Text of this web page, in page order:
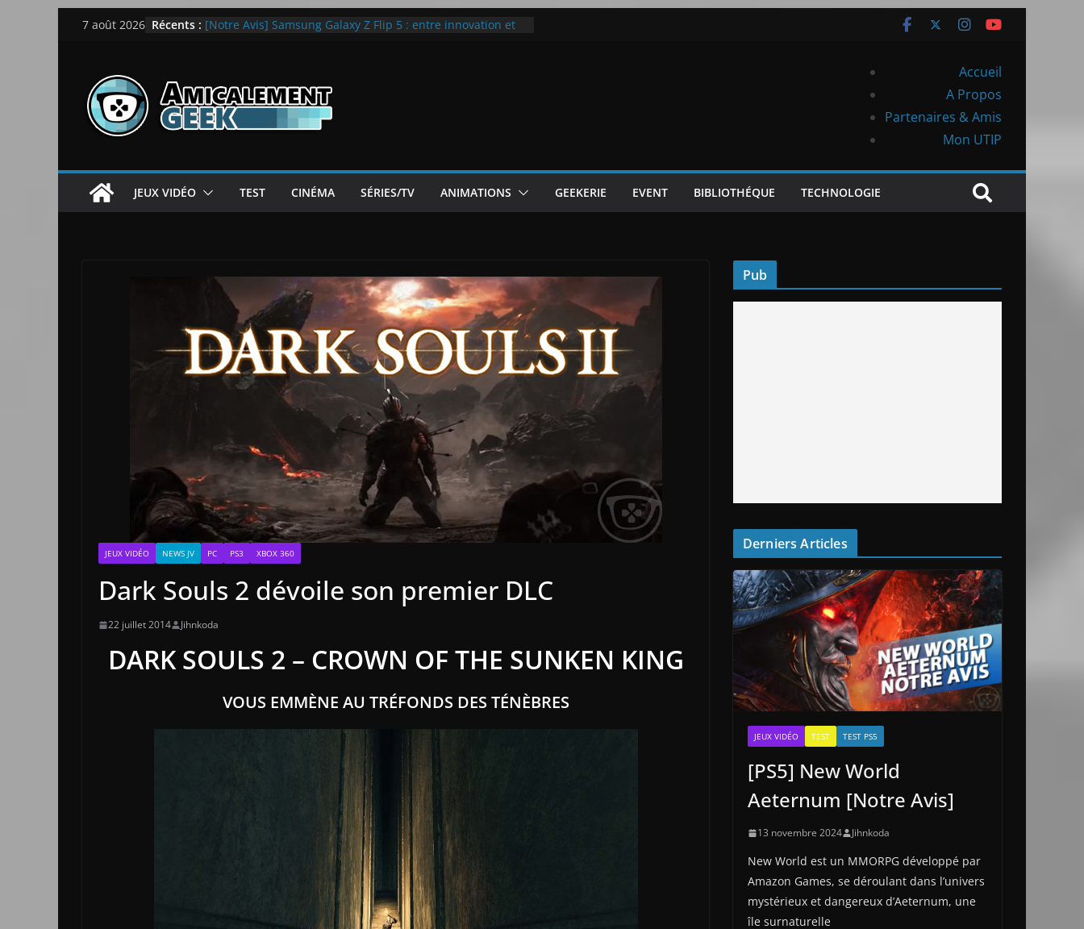
Passer7 août 2026 Récents : [Notre Avis] Samsung Galaxy Z Flip 5 : entre innovation et
[Notre Avis] Spy x Family: Code White
LEGO dévoile la LEGO Technic McLaren P1
Accueil
A Propos
Partenaires & Amis
Mon UTIP
JEUX VIDÉO TEST CINÉMA SÉRIES/TV ANIMATIONS GEEKERIE EVENT BIBLIOTHÉQUE TECHNOLOGIE
JEUX VIDÉO NEWS JV PC PS3 XBOX 360
Dark Souls 2 dévoile son premier DLC
22 juillet 2014 Jihnkoda
DARK SOULS 2 – CROWN OF THE SUNKEN KING
VOUS EMMÈNE AU TRÉFONDS DES TÉNÈBRES
Pub
Derniers Articles
JEUX VIDÉO TEST TEST PS5
[PS5] New World
Aeternum [Notre Avis]
13 novembre 2024 Jihnkoda
New World est un MMORPG développé par
Amazon Games, se déroulant dans l’univers
mystérieux et dangereux d’Aeternum, une
île surnaturelle